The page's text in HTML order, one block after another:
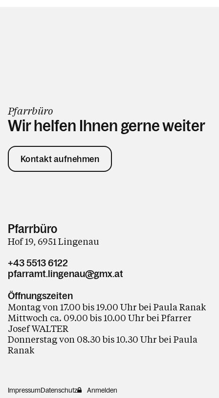
Pfarrbüro
Wir helfen Ihnen gerne weiter
Kontakt aufnehmen
Pfarrbüro
Hof 19, 6951 Lingenau
+43 5513 6122
pfarramt.lingenau@gmx.at
Öffnungszeiten
Montag von 17.00 bis 19.00 Uhr bei Paula Ranak
Mittwoch ca. 09.00 bis 10.00 Uhr bei Pfarrer
Josef WALTER
Donnerstag von 08.30 bis 10.30 Uhr bei Paula
Ranak
ImpressumDatenschutz Anmelden